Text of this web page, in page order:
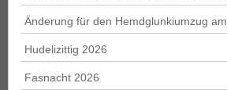
Änderung für den Hemdglunkiumzug
Hudelizittig 2026
Fasnacht 2026